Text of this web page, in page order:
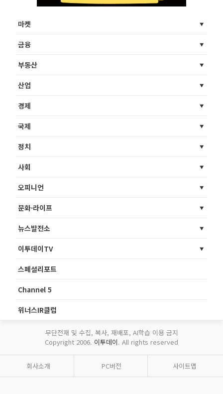
마켓
금융
부동산
산업
경제
국제
정치
사회
오피니언
문화·라이프
뉴스발전소
이투데이TV
스페셜리포트
Channel 5
위너스IR클럽
무단전재 및 수집, 복사, 재배포, AI학습 이용 금지
Copyright 2006. 이투데이. All rights reserved
회사소개 PC버전 사이트맵